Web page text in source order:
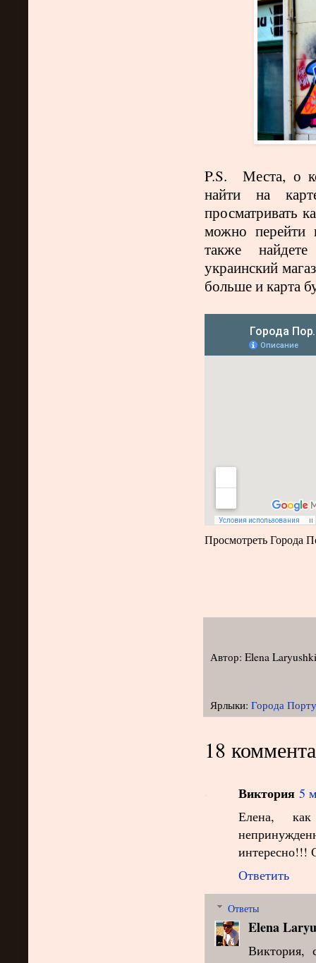
P.S. Места, о
найти на
просматривать
можно перейти
также найдете
украинский
больше и карта
Просмотреть Города
Автор: Elena
Ярлыки: Города
18
Виктория 5
Елена,
интересно!!!
Ответить
Ответы
Elena
Виктория,